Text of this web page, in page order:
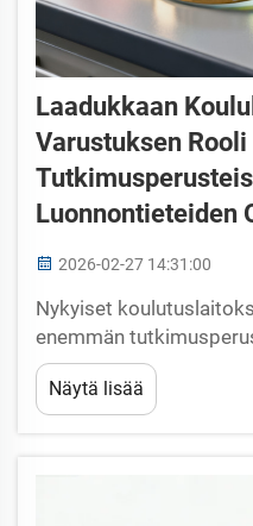
Laadukkaan
Varustuksen Rooli
Luonnontieteiden
2026-02-27 14:31:00
Nykyiset
enemmän
jotka muuttavat
dynaamisiksi
aktiivisesti
Näytä lisää